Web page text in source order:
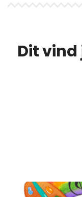
Dit vind